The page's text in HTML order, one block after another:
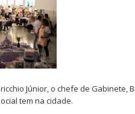
Júnior, o chefe de Gabinete,
tem na cidade.